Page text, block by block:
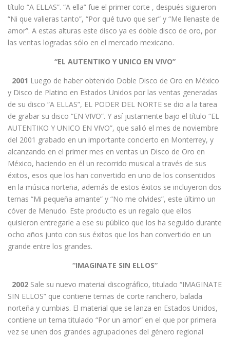
título “A ELLAS”. “A ella” fue el primer corte , después siguieron
“Ni que valieras tanto”, “Por qué tuvo que ser” y “Me llenaste de
amor”. A estas alturas este disco ya es doble disco de oro, por
las ventas logradas sólo en el mercado mexicano.
“EL AUTENTIKO Y UNICO EN VIVO”
2001 Luego de haber obtenido Doble Disco de Oro en México
y Disco de Platino en Estados Unidos por las ventas generadas
de su disco “A ELLAS”, EL PODER DEL NORTE se dio a la tarea
de grabar su disco “EN VIVO”. Y así justamente bajo el título “EL
AUTENTIKO Y UNICO EN VIVO”, que salió el mes de noviembre
del 2001 grabado en un importante concierto en Monterrey, y
alcanzando en el primer mes en ventas un Disco de Oro en
México, haciendo en él un recorrido musical a través de sus
éxitos, esos que los han convertido en uno de los consentidos
en la música norteña, además de estos éxitos se incluyeron dos
temas “Mi pequeña amante” y “No me olvides”, este último un
cóver de Menudo. Este producto es un regalo que ellos
quisieron entregarle a ese su público que los ha seguido durante
ocho años junto con sus éxitos que los han convertido en un
grande entre los grandes.
“IMAGINATE SIN ELLOS”
2002 Sale su nuevo material discográfico, titulado “IMAGINATE
SIN ELLOS” que contiene temas de corte ranchero, balada
norteña y cumbias. El material que se lanza en Estados Unidos,
contiene un tema titulado “Por un amor” en el que por primera
vez se unen dos grandes agrupaciones del género regional